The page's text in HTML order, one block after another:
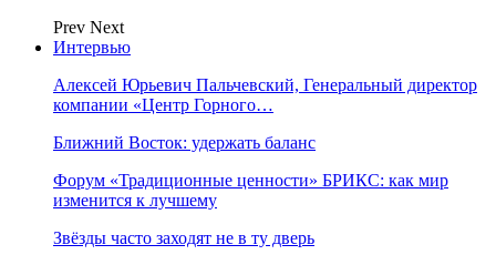
Prev Next
Интервью
Алексей Юрьевич Пальчевский, Генеральный директор
компании «Центр Горного…
Ближний Восток: удержать баланс
Форум «Традиционные ценности» БРИКС: как мир
изменится к лучшему
Звёзды часто заходят не в ту дверь